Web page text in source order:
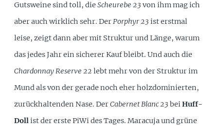
Gutsweine sind toll, dieScheurebe 23 von ihm mag ich
aber auch wirklich sehr. DerPorphyr 23 ist erstmal
leise, zeigt dann aber mit Struktur und Länge, warum
das jedes Jahr ein sicherer Kauf bleibt. Und auch die
Chardonnay Reserve 22 lebt mehr von der Struktur im
Mund als von der gerade noch eher holzdominierten,
zurückhaltenden Nase. DerCabernet Blanc 23 beiHuff-
Dollist der erste PiWi des Tages. Maracuja und grüne